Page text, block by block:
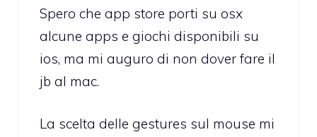
Spero che app store porti su osx
alcune apps e giochi disponibili su
ios, ma mi auguro di non dover fare il
jb al mac.
La scelta delle gestures sul mouse mi